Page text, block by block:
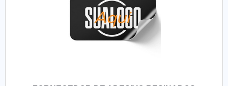
verniz ou laminação também são características essenciais
à funcionalidade dos rótulos. Através das nossas parcerias
estratégicas podemos auxiliá-los quanto as garantias dos
cumprimentos legais. Desenvolvemos soluções